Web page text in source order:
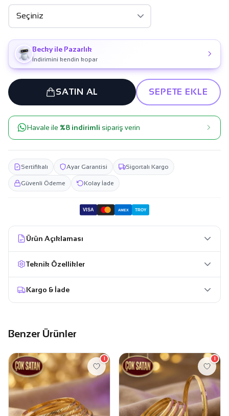
Becky ile Pazarlık
İndirimini kendin kopar
SATIN AL SEPETE EKLE
Havale ile %8 indirimli sipariş verin
Sertifikalı Ayar Garantisi Sigortalı Kargo
Güvenli Ödeme Kolay İade
VISA AMEX TROY
Ürün Açıklaması
Teknik Özellikler
Kargo & İade
Benzer Ürünler
1 1